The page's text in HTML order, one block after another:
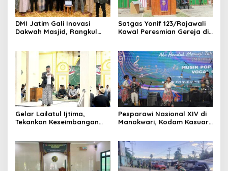
DMI Jatim Gali Inovasi
Dakwah Masjid, Rangkul
Satgas Yonif 123/Rajawali
Kawal Peresmian Gereja di
Papua Selatan
Gelar Lailatul Ijtima,
Tekankan Keseimbangan
Pesparawi Nasional XIV di
Manokwari, Kodam Kasuari